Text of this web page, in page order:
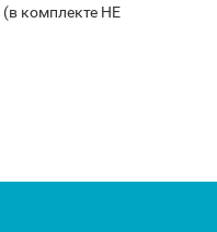
комплекте НЕ